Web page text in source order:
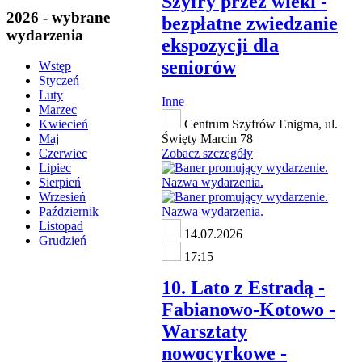
2026 - wybrane
wydarzenia
Wstęp
Styczeń
Luty
Marzec
Kwiecień
Maj
Czerwiec
Lipiec
Sierpień
Wrzesień
Październik
Listopad
Grudzień
bezpłatne zwiedzanie
ekspozycji dla
seniorów
Inne
Centrum Szyfrów Enigma, ul.
Święty Marcin 78
Zobacz szczegóły
14.07.2026
17:15
10. Lato z Estradą -
Fabianowo-Kotowo -
Warsztaty
nowocyrkowe -